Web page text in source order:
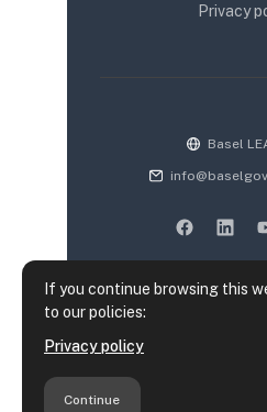
If you continue browsing this
to our policies:
Privacy policy
Continue
Privacy
Basel
Get the mobile app